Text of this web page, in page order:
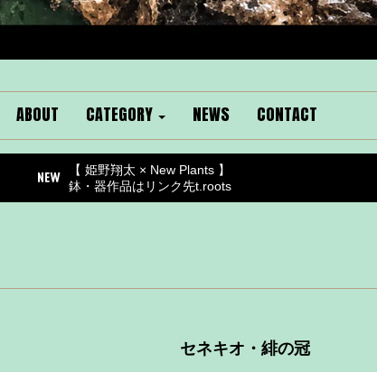
ABOUT CATEGORY NEWS CONTACT
【 姫野翔太 × New Plants 】
鉢・器作品はリンク先t.roots
セネキオ・緋の冠